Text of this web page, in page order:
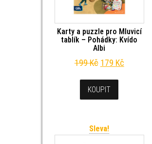
Karty a puzzle pro Mluvicí
tablík – Pohádky: Kvído
Albi
199Kč Původní cena
179 Kč
KOUPIT
Sleva!